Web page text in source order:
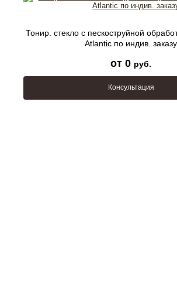
Тонир. стекло с пескоструйной
Atlantic по индив. заказу
от 0 руб.
Консультация